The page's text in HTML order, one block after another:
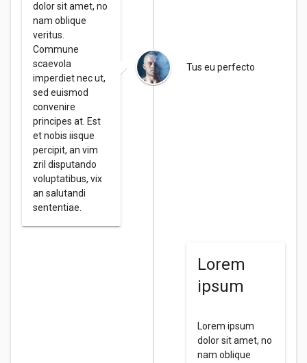
dolor sit amet, no
nam oblique
veritus.
Commune
scaevola
imperdiet nec ut,
sed euismod
convenire
principes at. Est
et nobis iisque
percipit, an vim
zril disputando
voluptatibus, vix
an salutandi
sententiae.
Tus eu perfecto
Lorem
ipsum
Lorem ipsum
dolor sit amet, no
nam oblique